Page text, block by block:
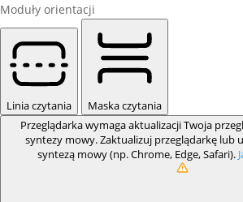
Moduły orientacji
Linia czytania
Maska czytania
Przeglądarka wymaga aktualizacjiTwoja
syntezy mowy. Zaktualizuj przeglądarkę lub
syntezą mowy (np. Chrome, Edge, Safari).